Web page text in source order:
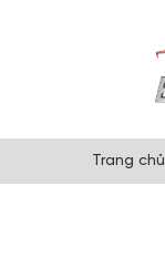
Trang chủ